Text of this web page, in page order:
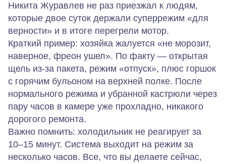
Никита Журавлев не раз приезжал к людям,
которые двое суток держали суперрежим «для
верности» и в итоге перегрели мотор.
Краткий пример: хозяйка жалуется «не морозит,
наверное, фреон ушел». По факту — открытая
щель из-за пакета, режим «отпуск», плюс горшок
с горячим бульоном на верхней полке. После
нормального режима и убранной кастрюли через
пару часов в камере уже прохладно, никакого
дорогого ремонта.
Важно помнить: холодильник не реагирует за
10–15 минут. Система выходит на режим за
несколько часов. Все, что вы делаете сейчас,